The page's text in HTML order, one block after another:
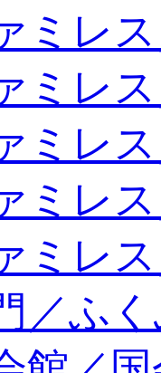
ミレ
ミレ
ミレ
ミレ
ミレ
／ふ